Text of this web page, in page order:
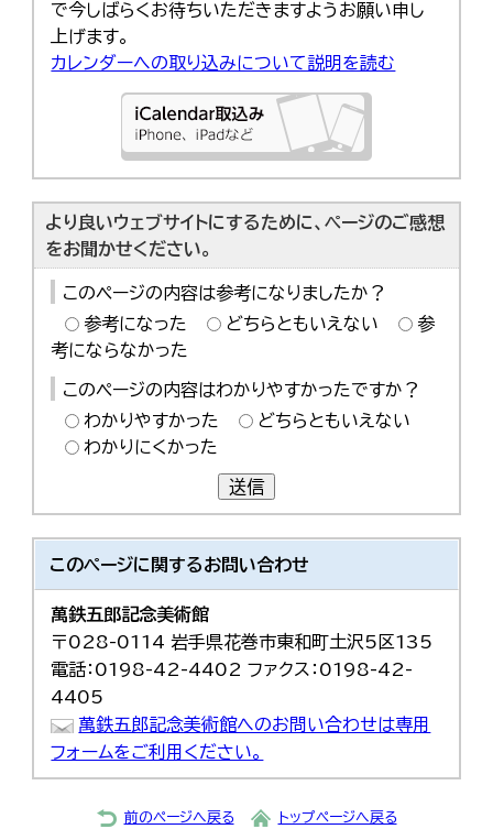
で今しばらくお待ちいただきますようお願い申し
上げます。
カレンダーへの取り込みについて説明を読む
より良いウェブサイトにするために、ページのご感想
をお聞かせください。
このページの内容は参考になりましたか？
参考になった
どちらともいえない
参
考にならなかった
このページの内容はわかりやすかったですか？
わかりやすかった
どちらともいえない
わかりにくかった
送信
このページに関するお問い合わせ
萬鉄五郎記念美術館
〒028-0114 岩手県花巻市東和町土沢5区135
電話：0198-42-4402 ファクス：0198-42-
4405
萬鉄五郎記念美術館へのお問い合わせは専用
フォームをご利用ください。
前のページへ戻る トップページへ戻る